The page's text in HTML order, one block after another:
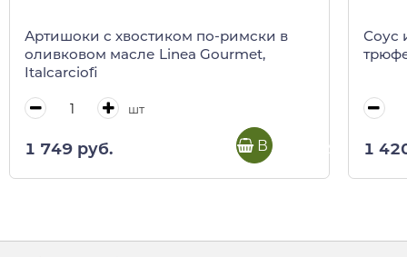
Артишоки с хвостиком по-римски в
оливковом масле Linea Gourmet,
Italcarciofi
шт
1 749 руб. В корзину
Соус
1